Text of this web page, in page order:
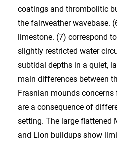
coatings and thrombolitic
the fairweather wavebase.
limestone. (7) correspond
slightly restricted water
subtidal depths in a quiet,
main differences between
Frasnian mounds
are a consequence of
setting. The large flattened
and Lion buildups show